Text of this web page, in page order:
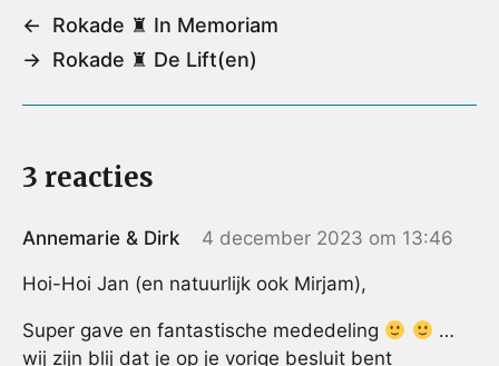
l
b
o
k
t
r
e
e
s
s
p
p
←
Rokade ♜ In Memoriam
→ Rokade ♜ De Lift(en)
3 reacties
Annemarie & Dirk 4 december 2023 om 13:46
Hoi-Hoi Jan (en natuurlijk ook Mirjam),
Super gave en fantastische mededeling
…
wij zijn blij dat je op je vorige besluit bent